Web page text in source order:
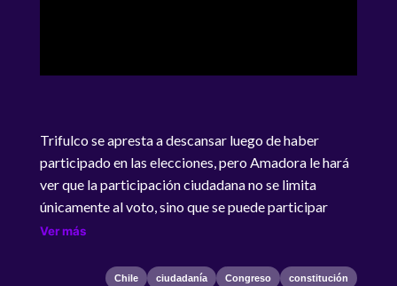
Trifulco se apresta a descansar luego de haber
participado en las elecciones, pero Amadora le hará
ver que la participación ciudadana no se limita
únicamente al voto, sino que se puede participar
junto a otros en los más variados ámbitos de la
haber participado en las elecciones, pero Amadora
Ver más
Chile ciudadanía Congreso constitución